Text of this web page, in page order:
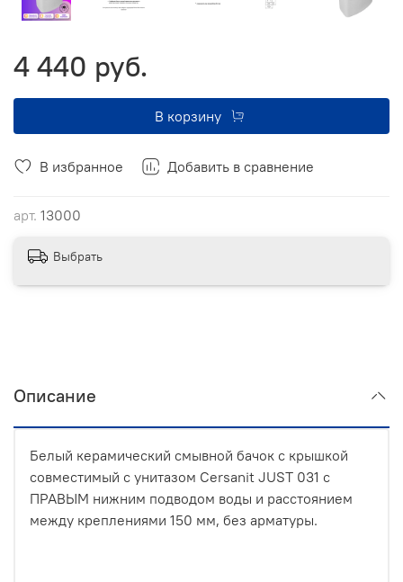
В избранное Добавить в сравнение
арт. 13000
4 440 руб.
В корзину
Выбрать
Описание
Белый керамический смывной бачок с крышкой
совместимый с унитазом Cersanit JUST 031 с
ПРАВЫМ нижним подводом воды и расстоянием
между креплениями 150 мм, без арматуры.